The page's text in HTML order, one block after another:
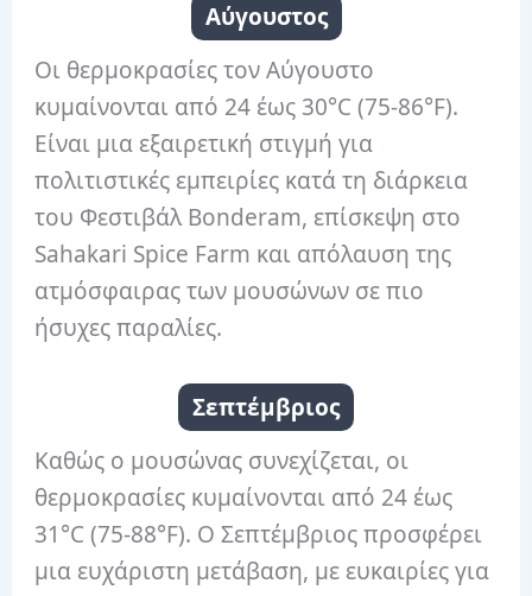
Αύγουστος
Οι θερμοκρασίες τον Αύγουστο
κυμαίνονται από 24 έως 30°C (75-86°F).
Είναι μια εξαιρετική στιγμή για
πολιτιστικές εμπειρίες κατά τη διάρκεια
του Φεστιβάλ Bonderam, επίσκεψη στο
Sahakari Spice Farm και απόλαυση της
ατμόσφαιρας των μουσώνων σε πιο
ήσυχες παραλίες.
Σεπτέμβριος
Καθώς ο μουσώνας συνεχίζεται, οι
θερμοκρασίες κυμαίνονται από 24 έως
31°C (75-88°F). Ο Σεπτέμβριος προσφέρει
μια ευχάριστη μετάβαση, με ευκαιρίες για